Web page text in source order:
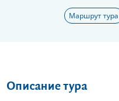
Маршрут тура
Описание тура